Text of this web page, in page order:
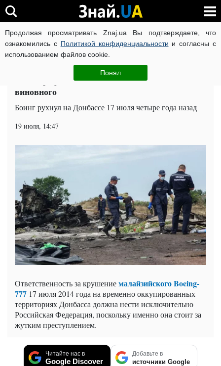
Продолжая просматривать Znaj.ua Вы подтверждаете, что
ознакомились с Политикой конфиденциальности и согласны с
использованием файлов cookie.
Понял
ВОЙНА РОССИИ ПРОТИВ УКРАИНЫ КОРОНАВИРУС В
ЧИТАТИ УКРАЇНСЬКОЮ
Катастрофа МН17: США "вычислили"
виновного
Боинг рухнул на Донбассе 17 июля четыре года назад
19 июля, 14:47
Ответственность за крушениемалайзийского Boeing-
777 17 июля 2014 года на временно оккупированных
территориях Донбасса должна нести исключительно
Российская Федерация, поскольку именно она стоит за
жутким преступлением.
Читайте нас в
Google Discover
Добавьте в
источники Google